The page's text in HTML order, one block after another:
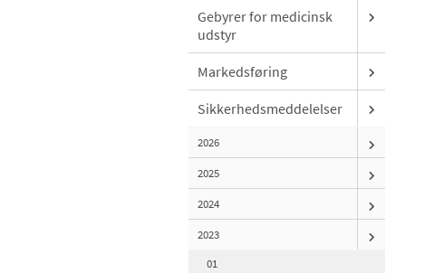
Gebyrer for medicinsk
udstyr
Markedsføring
Sikkerhedsmeddelelser
2026
2025
2024
2023
01